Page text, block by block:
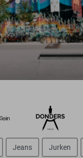
Jeans Jurken